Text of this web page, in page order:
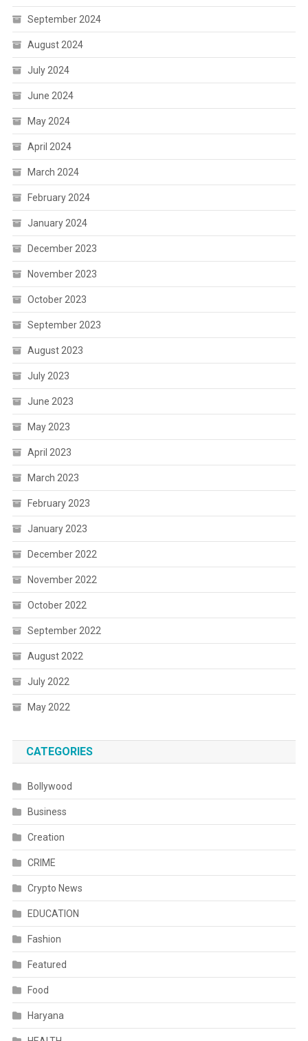
September 2024
August 2024
July 2024
June 2024
May 2024
April 2024
March 2024
February 2024
January 2024
December 2023
November 2023
October 2023
September 2023
August 2023
July 2023
June 2023
May 2023
April 2023
March 2023
February 2023
January 2023
December 2022
November 2022
October 2022
September 2022
August 2022
July 2022
May 2022
CATEGORIES
Bollywood
Business
Creation
CRIME
Crypto News
EDUCATION
Fashion
Featured
Food
Haryana